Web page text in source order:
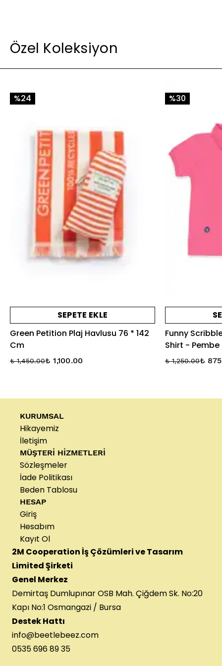
Özel Koleksiyon
%24
SEPETE EKLE
Green Petition Plaj Havlusu 76 * 142
Cm
₺ 1,450.00₺ 1,100.00
%30
Funny
Shirt - Pembe
₺ 1,250.00₺
KURUMSAL
Hikayemiz
İletişim
MÜŞTERİ HİZMETLERİ
Sözleşmeler
İade Politikası
Beden Tablosu
HESAP
Giriş
Hesabım
Kayıt Ol
2M Cooperation İş Çözümleri ve Tasarım
Limited Şirketi
Genel Merkez
Demirtaş Dumlupınar OSB Mah. Çiğdem Sk. No:20
Kapı No:1 Osmangazi / Bursa
Destek Hattı
info@beetlebeez.com
0535 696 89 35